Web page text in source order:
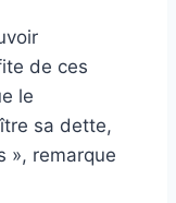
de ces
le
sa dette,
», remarque